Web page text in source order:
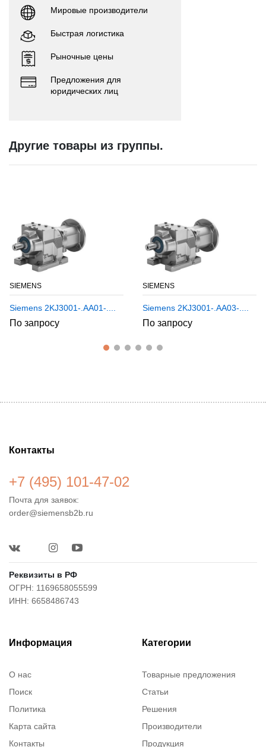
Мировые производители
Быстрая логистика
Рыночные цены
Предложения для
юридических лиц
Другие товары из группы.
SIEMENS
Siemens 2KJ3001-.AA01-....
По запросу
SIEMENS
Siemens 2KJ3001-.AA03-....
По запросу
Контакты
+7 (495) 101-47-02
Почта для заявок:
order@siemensb2b.ru
Реквизиты в РФ
ОГРН: 1169658055599
ИНН: 6658486743
Информация
О нас
Поиск
Политика
Карта сайта
Контакты
Категории
Товарные предложения
Статьи
Решения
Производители
Продукция